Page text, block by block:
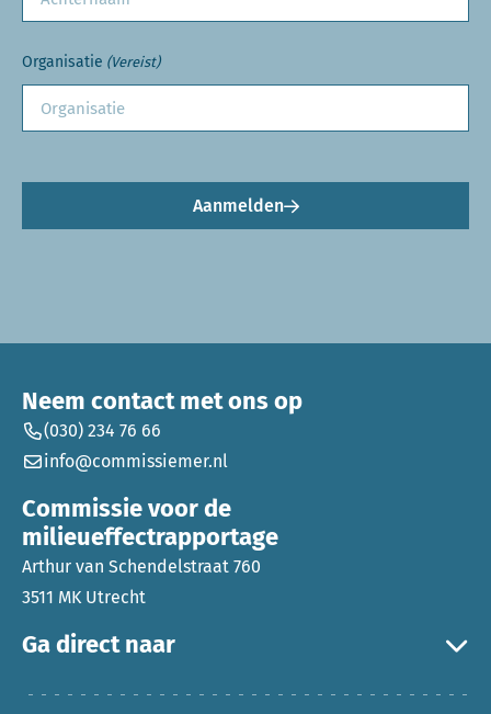
Organisatie (Vereist)
Aanmelden
Ga direct naar
Neem contact met ons op
(030) 234 76 66
info@commissiemer.nl
Commissie voor de
milieueffectrapportage
Arthur van Schendelstraat 760
3511 MK Utrecht